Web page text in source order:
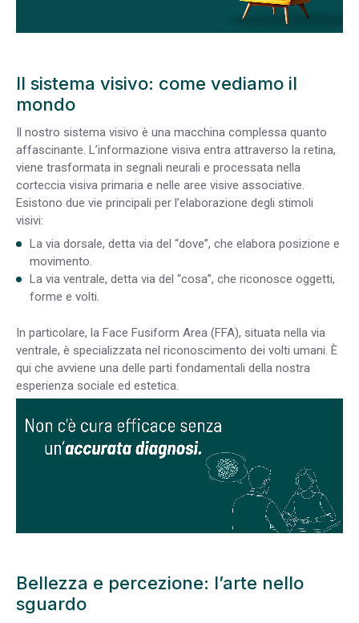
Il sistema visivo: come vediamo il
mondo
Il nostro sistema visivo è una macchina complessa quanto
affascinante. L’informazione visiva entra attraverso la retina,
viene trasformata in segnali neurali e processata nella
corteccia visiva primaria e nelle aree visive associative.
Esistono due vie principali per l’elaborazione degli stimoli
visivi:
La via dorsale, detta via del “dove”, che elabora posizione e
movimento.
La via ventrale, detta via del “cosa”, che riconosce oggetti,
forme e volti.
In particolare, la Face Fusiform Area (FFA), situata nella via
ventrale, è specializzata nel riconoscimento dei volti umani. È
qui che avviene una delle parti fondamentali della nostra
esperienza sociale ed estetica.
Bellezza e percezione: l’arte nello
sguardo